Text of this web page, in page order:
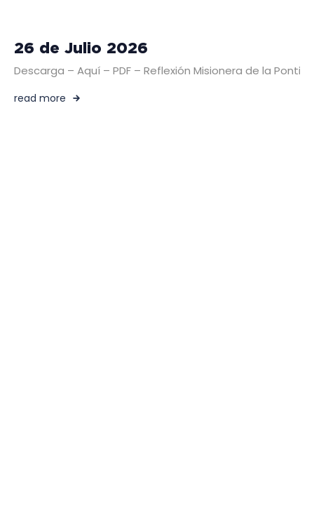
26 de Julio 2026
Descarga – Aquí – PDF – Reflexión Misionera de la
read more